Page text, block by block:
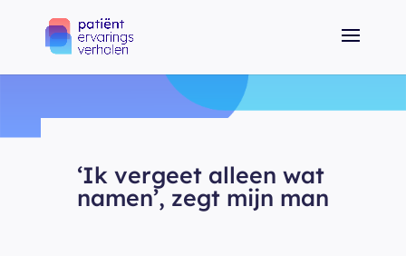
‘Ik vergeet alleen wat
namen’, zegt mijn man